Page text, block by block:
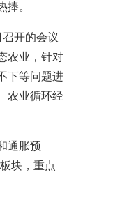
。
开的会议
农业，针对
下等问题进
农业循环经
通胀预
块，重点